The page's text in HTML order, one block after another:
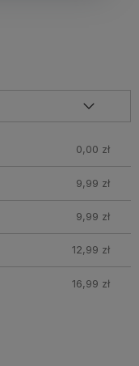
0,00 zł
9,99 zł
9,99 zł
12,99 zł
16,99 zł